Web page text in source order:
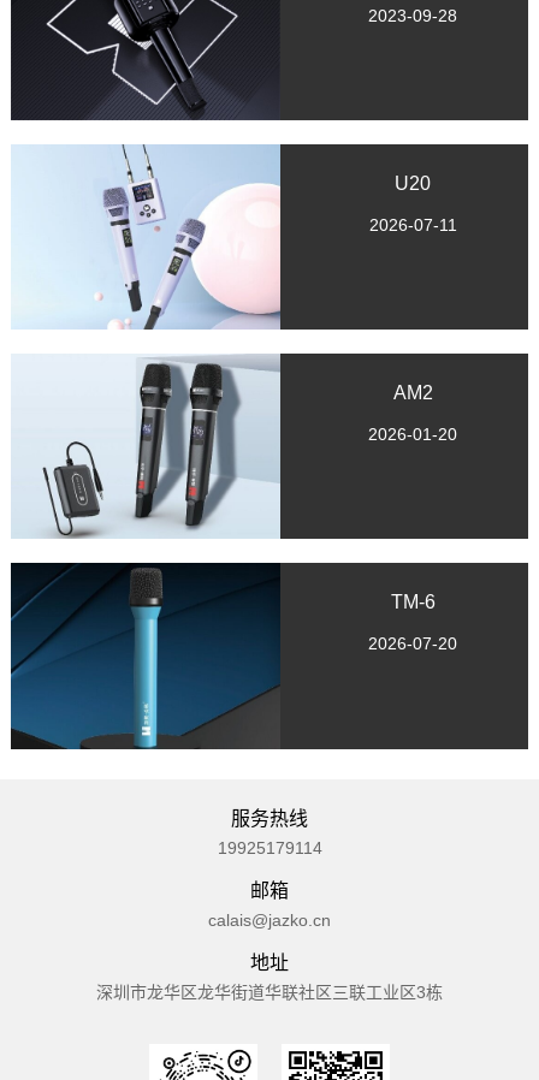
2023-09-28
U20
2026-07-11
AM2
2026-01-20
TM-6
2026-07-20
服务热线
19925179114
邮箱
calais@jazko.cn
地址
深圳市龙华区龙华街道华联社区三联工业区3栋